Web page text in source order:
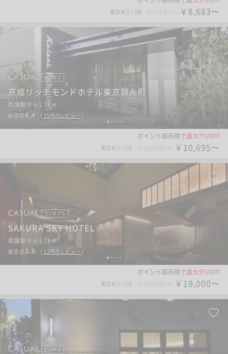
素泊まり / 2名 ￥8,683〜
1 2 3 4 5
ビジネス
京成リッチモンドホテル東京錦糸町
両国駅から1.7km
総合点4.4 （ 15件のレビュー ）
ポイント即利用で最大7％OFF
素泊まり / 2名 ￥10,695〜
1 2 3 4 5
コンセプト
SAKURA SKY HOTEL
両国駅から1.7km
総合点3.9 （ 12件のレビュー ）
ポイント即利用で最大5％OFF
素泊まり / 2名 ￥19,000〜
ビジネス